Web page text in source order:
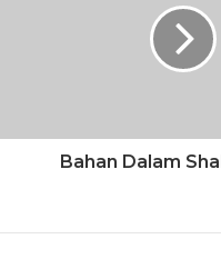
Bahan Dalam